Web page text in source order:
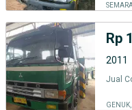
Rp
2011